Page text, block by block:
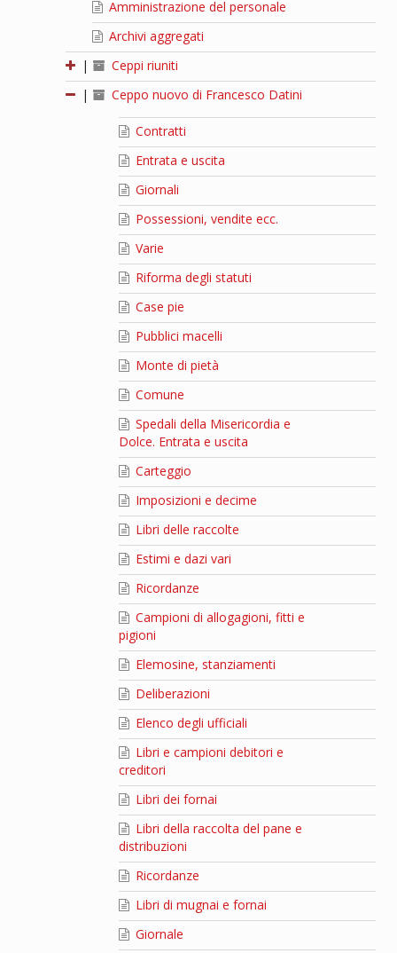
Amministrazione del personale
Archivi aggregati
|
Ceppi riuniti
|
Ceppo nuovo di Francesco Datini
Contratti
Entrata e uscita
Giornali
Possessioni, vendite ecc.
Varie
Riforma degli statuti
Case pie
Pubblici macelli
Monte di pietà
Comune
Spedali della Misericordia e
Dolce. Entrata e uscita
Carteggio
Imposizioni e decime
Libri delle raccolte
Estimi e dazi vari
Ricordanze
Campioni di allogagioni, fitti e
pigioni
Elemosine, stanziamenti
Deliberazioni
Elenco degli ufficiali
Libri e campioni debitori e
creditori
Libri dei fornai
Libri della raccolta del pane e
distribuzioni
Ricordanze
Libri di mugnai e fornai
Giornale